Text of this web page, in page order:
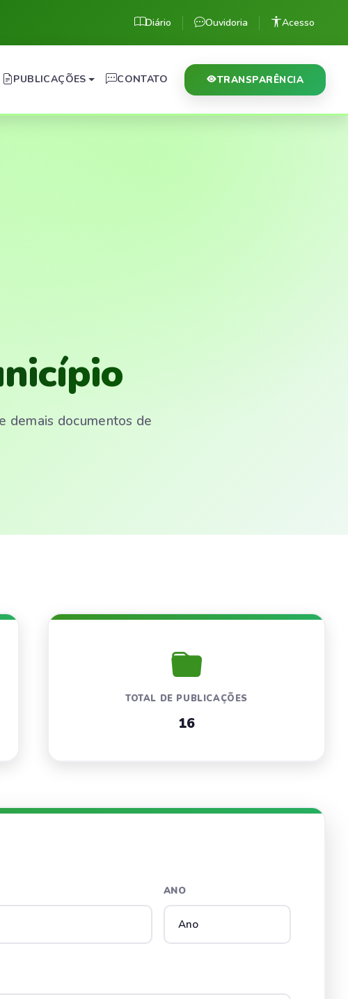
Diário Ouvidoria Acesso
PUBLICAÇÕES CONTATO TRANSPARÊNCIA
demais documentos de
TOTAL DE PUBLICAÇÕES
16
ANO